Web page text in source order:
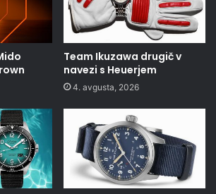
Team Ikuzawa drugič v
navezi s Heuerjem
4. avgusta, 2026